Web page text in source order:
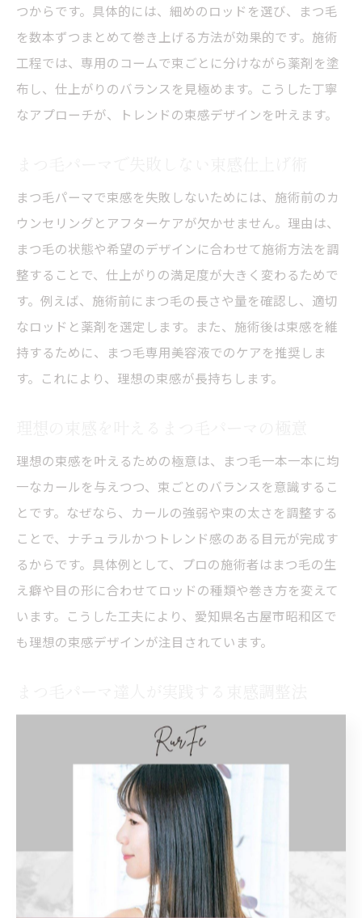
つからです。具体的には、細めのロッドを選び、まつ毛
を数本ずつまとめて巻き上げる方法が効果的です。施術
工程では、専用のコームで束ごとに分けながら薬剤を塗
布し、仕上がりのバランスを見極めます。こうした丁寧
なアプローチが、トレンドの束感デザインを叶えます。
まつ毛パーマで束感を失敗しないためには、施術前のカ
ウンセリングとアフターケアが欠かせません。理由は、
まつ毛の状態や希望のデザインに合わせて施術方法を調
整することで、仕上がりの満足度が大きく変わるためで
す。例えば、施術前にまつ毛の長さや量を確認し、適切
なロッドと薬剤を選定します。また、施術後は束感を維
持するために、まつ毛専用美容液でのケアを推奨しま
す。これにより、理想の束感が長持ちします。
理想の束感を叶えるための極意は、まつ毛一本一本に均
一なカールを与えつつ、束ごとのバランスを意識するこ
とです。なぜなら、カールの強弱や束の太さを調整する
ことで、ナチュラルかつトレンド感のある目元が完成す
るからです。具体例として、プロの施術者はまつ毛の生
え癖や目の形に合わせてロッドの種類や巻き方を変えて
います。こうした工夫により、愛知県名古屋市昭和区で
も理想の束感デザインが注目されています。
まつ毛パーマの達人が実践する束感調整法には、細やか
な仕上げ工程と定期的なメンテナンスが含まれます。理
由は、施術後も束感を持続させるためには日々のケアが
欠かせないためです。代表的な方法として、施術直後に
専用ブラシで束を整えたり、まつ毛美容液で保湿を続け
ることで、束感が長持ちします。また、定期的なサロン
でのメンテナンスにより、まつ毛の健康を保ちながら美
しい束感をキープできます。